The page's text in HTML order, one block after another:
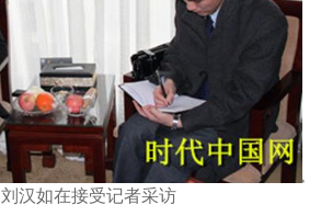
刘汉如在接受记者采访